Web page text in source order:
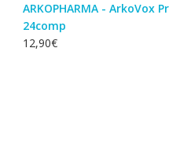
ARKOPHARMA - ArkoVox
24comp
12,90€